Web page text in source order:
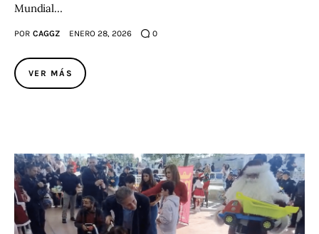
Mundial…
POR CAGGZ ENERO 28, 2026 0
VER MÁS